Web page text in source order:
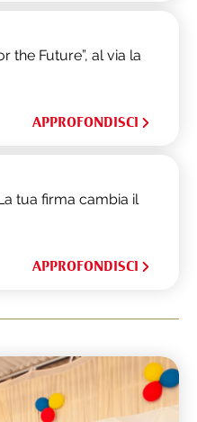
the Future”, al via la
APPROFONDISCI
tua firma cambia il
APPROFONDISCI